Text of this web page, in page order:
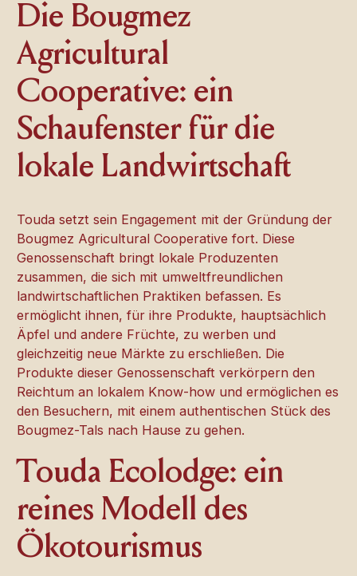
Die Bougmez
Agricultural
Cooperative: ein
Schaufenster für die
lokale Landwirtschaft
Touda setzt sein Engagement mit der Gründung der
Bougmez Agricultural Cooperative fort. Diese
Genossenschaft bringt lokale Produzenten
zusammen, die sich mit umweltfreundlichen
landwirtschaftlichen Praktiken befassen. Es
ermöglicht ihnen, für ihre Produkte, hauptsächlich
Äpfel und andere Früchte, zu werben und
gleichzeitig neue Märkte zu erschließen. Die
Produkte dieser Genossenschaft verkörpern den
Reichtum an lokalem Know-how und ermöglichen es
den Besuchern, mit einem authentischen Stück des
Bougmez-Tals nach Hause zu gehen.
Touda Ecolodge: ein
reines Modell des
Ökotourismus